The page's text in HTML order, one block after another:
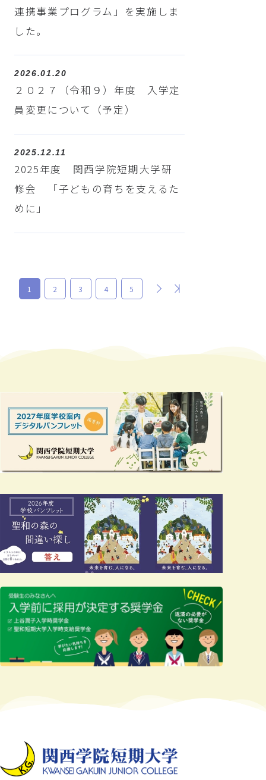
連携事業プログラム」を実施しま
した。
2026.01.20
２０２７（令和９）年度 入学定
員変更について（予定）
2025.12.11
2025年度 関西学院短期大学研
修会 「子どもの育ちを支えるた
めに」
1 2 3 4 5 最後